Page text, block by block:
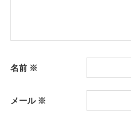
名前 ※
メール ※